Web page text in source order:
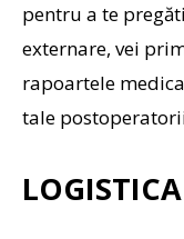
pentru a te
externare, vei
rapoartele
tale